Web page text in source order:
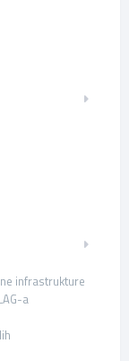
infrastrukture
a